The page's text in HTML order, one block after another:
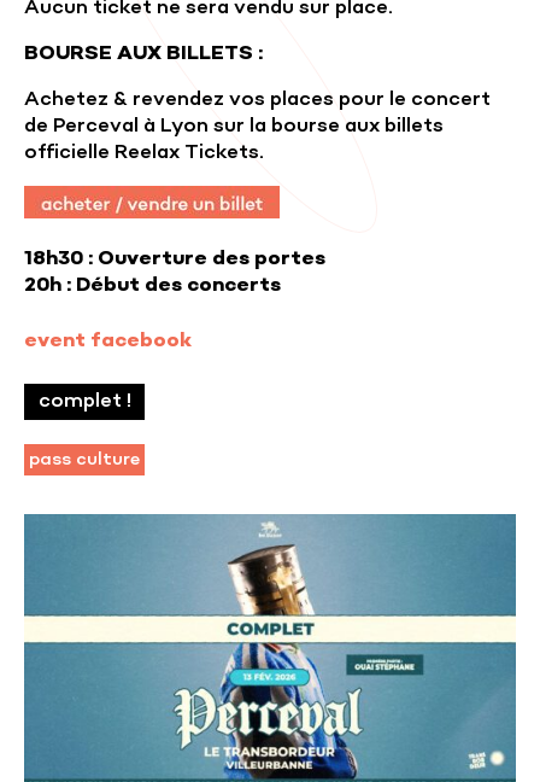
Aucun ticket ne sera vendu sur place.
BOURSE AUX BILLETS :
Achetez & revendez vos places pour le concert
de Perceval à Lyon sur la bourse aux billets
officielle Reelax Tickets.
18h30 : Ouverture des portes
20h : Début des concerts
event facebook
complet !
pass culture